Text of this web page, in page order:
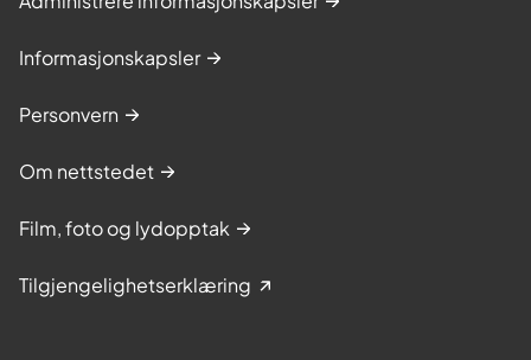
Informasjonskapsler
Personvern
Om nettstedet
Film, foto og lydopptak
Tilgjengelighetserklæring